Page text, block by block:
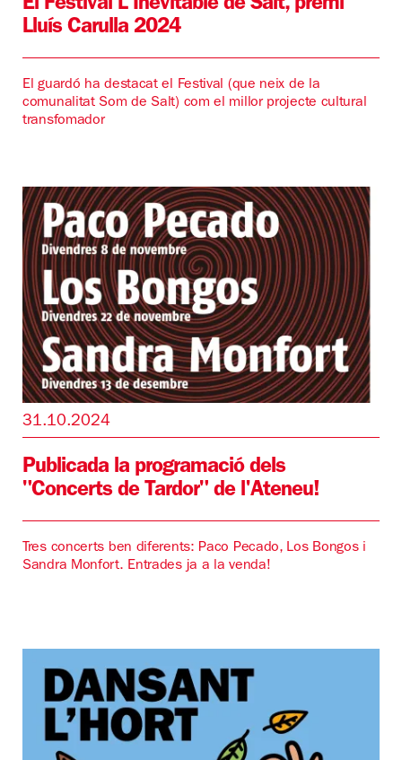
El Festival L'Inevitable de Salt, premi
Lluís Carulla 2024
El guardó ha destacat el Festival (que neix de la
comunalitat Som de Salt) com el millor projecte cultural
transfomador
31.10.2024
Publicada la programació dels
"Concerts de Tardor" de l'Ateneu!
Tres concerts ben diferents: Paco Pecado, Los Bongos i
Sandra Monfort. Entrades ja a la venda!